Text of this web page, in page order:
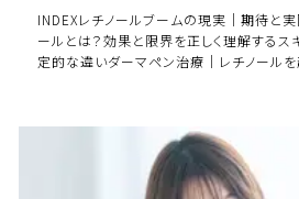
INDEXレチノールブームの現実｜期待と
ールとは？効果と限界を正しく理解する
定的な違いダーマペン治療｜レチノール